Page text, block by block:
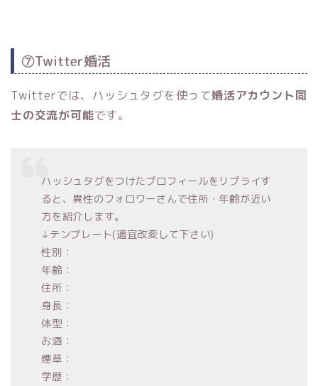
⑦Twitter婚活
Twitterでは、ハッシュタグを使って婚活アカウント同
士の交流が可能です。
ハッシュタグをつけたプロフィールをリプライす
ると、異性のフォロワーさんで住所・年齢が近い
方を紹介します。
↓テンプレート(適宜改変して下さい)
性別：
年齢：
住所：
身長：
体型：
お酒：
煙草：
学歴：